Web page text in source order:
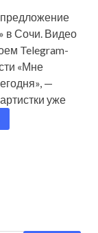
в Сочи. Видео
Telegram-
«Мне
—
уже